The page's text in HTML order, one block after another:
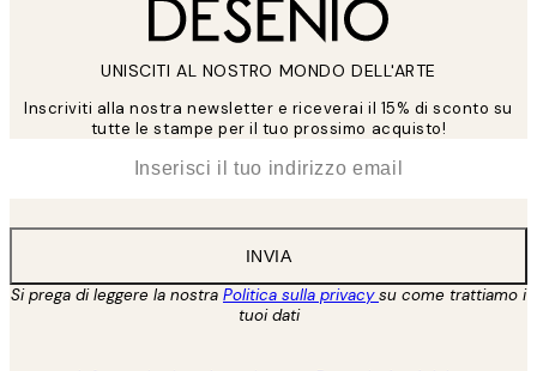
UNISCITI AL NOSTRO MONDO DELL'ARTE
Inscriviti alla nostra newsletter e riceverai il 15% di sconto su
tutte le stampe per il tuo prossimo acquisto!
INVIA
Si prega di leggere la nostra Politica sulla privacysu come trattiamo i
tuoi dati